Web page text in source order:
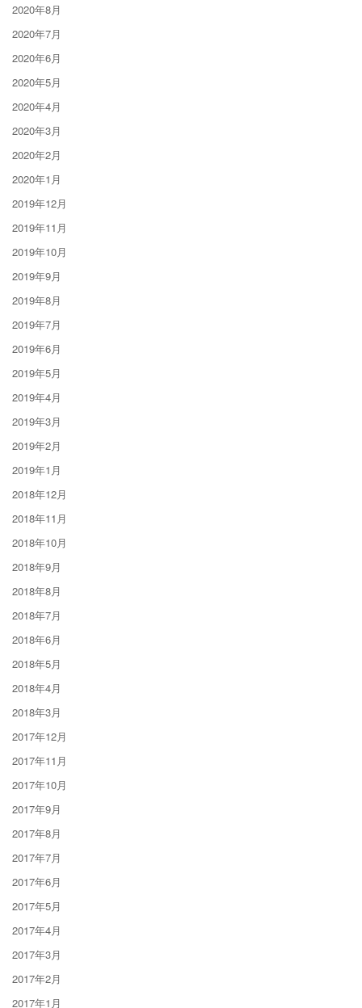
2020年8月
2020年7月
2020年6月
2020年5月
2020年4月
2020年3月
2020年2月
2020年1月
2019年12月
2019年11月
2019年10月
2019年9月
2019年8月
2019年7月
2019年6月
2019年5月
2019年4月
2019年3月
2019年2月
2019年1月
2018年12月
2018年11月
2018年10月
2018年9月
2018年8月
2018年7月
2018年6月
2018年5月
2018年4月
2018年3月
2017年12月
2017年11月
2017年10月
2017年9月
2017年8月
2017年7月
2017年6月
2017年5月
2017年4月
2017年3月
2017年2月
2017年1月